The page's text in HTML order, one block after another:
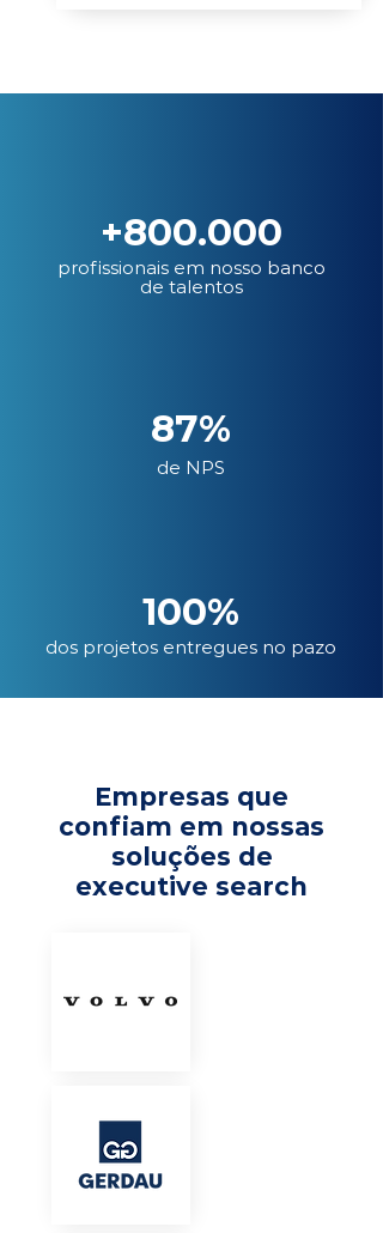
+800.000
profissionais em nosso banco
de talentos
87%
de NPS
100%
dos projetos entregues no pazo
Empresas que
confiam em nossas
soluções de
executive search